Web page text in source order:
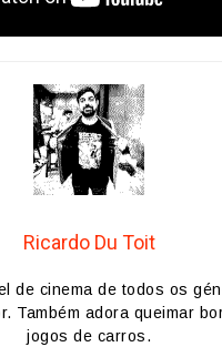
Ricardo Du Toit
de cinema de todos os
Também adora queimar
jogos de carros.